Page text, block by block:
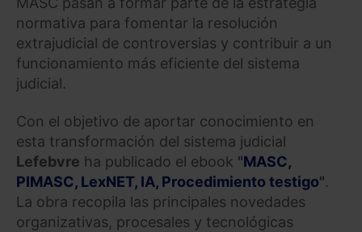
normativa para fomentar la resolución
extrajudicial de controversias y contribuir a un
funcionamiento más eficiente del sistema
judicial.
Con el objetivo de aportar conocimiento en
esta transformación del sistema judicial
Lefebvre ha publicado el ebook "MASC,
PIMASC, LexNET, IA, Procedimiento testigo".
La obra recopila las principales novedades
organizativas, procesales y tecnológicas